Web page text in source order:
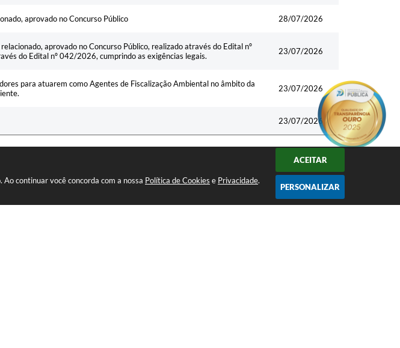
continuar você concorda com a nossa Política de Cookies e Privacidade.
ACEITAR
PERSONALIZAR
aprovado no Concurso Público 28/07/2026
aprovado no Concurso Público, realizado através do Edital nº
do Edital nº 042/2026, cumprindo as exigências legais.
23/07/2026
para atuarem como Agentes de Fiscalização Ambiental no âmbito da
23/07/2026
23/07/2026